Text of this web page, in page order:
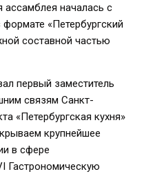
ассамблея началась с
«Петербургский
составной частью
первый заместитель
связям Санкт-
«Петербургская кухня»
крупнейшее
в сфере
Гастрономическую